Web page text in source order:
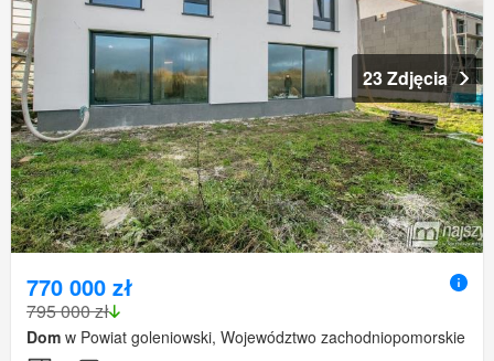
23 Zdjęcia
770 000 zł
795 000 zł
Dom w Powiat goleniowski, Województwo zachodniopomorskie